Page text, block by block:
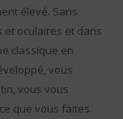
élevé. Sans
oculaires et dans
classique en
vous
vous vous
que vous faites.